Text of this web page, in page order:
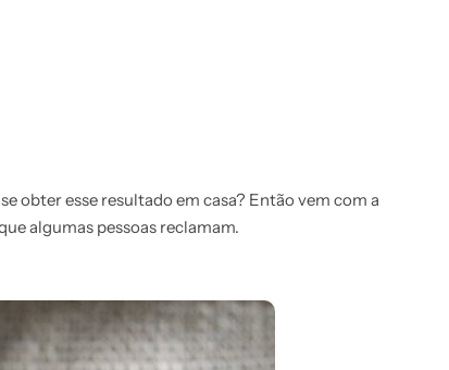
obter esse resultado em casa? Então vem com a
algumas pessoas reclamam.